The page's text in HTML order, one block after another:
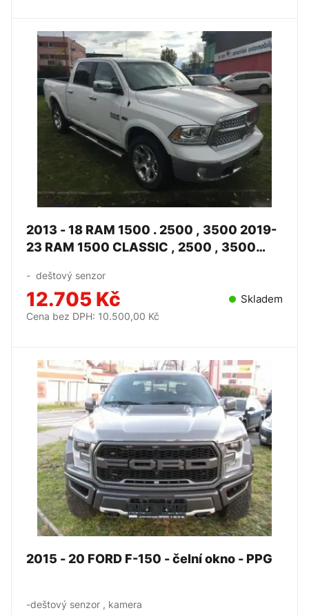
2013 - 18 RAM 1500 . 2500 , 3500 2019-
23 RAM 1500 CLASSIC , 2500 , 3500
- deštový senzor
12.705 Kč Skladem
Cena bez DPH: 10.500,00 Kč
-deštový senzor , kamera